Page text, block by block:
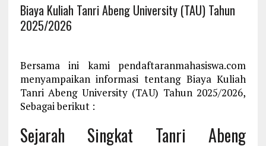
Biaya Kuliah Tanri Abeng University (TAU) Tahun
2025/2026
Bersama ini kami pendaftaranmahasiswa.com
menyampaikan informasi tentang Biaya Kuliah
Tanri Abeng University (TAU) Tahun 2025/2026,
Sebagai berikut :
Sejarah Singkat Tanri Abeng